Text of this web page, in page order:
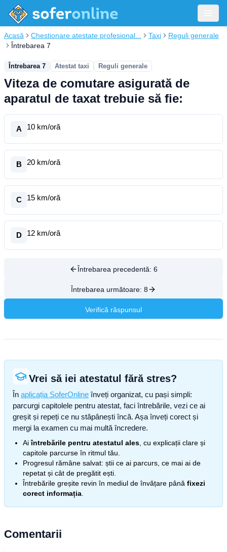
Acasă Chestionare atestate profesional... Taxi
Reguli generale
Întrebarea 7
Întrebarea 7 Atestat taxi Reguli generale
Viteza de comutare asigurată de
aparatul de taxat trebuie să fie:
A 10 km/oră
B 20 km/oră
C 15 km/oră
D 12 km/oră
Întrebarea precedentă: 6
Întrebarea următoare: 8
Verifică răspunsul
Vrei să iei atestatul fără stres?
În aplicația SoferOnline înveți organizat, cu pași simpli:
parcurgi capitolele pentru atestat, faci întrebările, vezi ce ai
greșit și repeți ce nu stăpânești încă. Așa înveți corect și
mergi la examen cu mai multă încredere.
Aiîntrebările pentru atestatul ales , cu explicații clare și
capitole parcurse în ritmul tău.
Progresul rămâne salvat: știi ce ai parcurs, ce mai ai de
repetat și cât de pregătit ești.
Întrebările greșite revin în mediul de învățare până fixezi
corect informația
Comentarii